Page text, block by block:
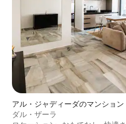
アル・ジャディーダのマンション
ダル・ザーラ